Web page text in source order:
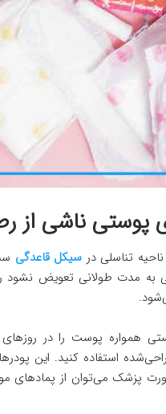
پوستی ناشی از
تناسلی در سیکل قاعدگی
به مدت طولانی تعویض
همواره پوست را در
استفاده کنید. این
پزشک می‌توان از پمادهای